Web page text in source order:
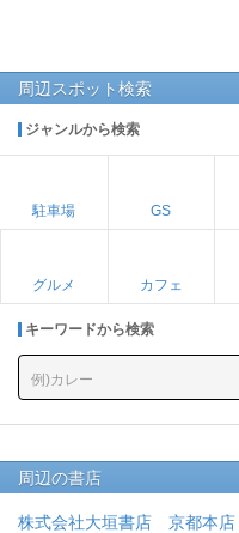
周辺スポット検索
ジャンルから検索
駐車場 GS
グルメ カフェ
キーワードから検索
周辺の書店
株式会社大垣書店 京都本店